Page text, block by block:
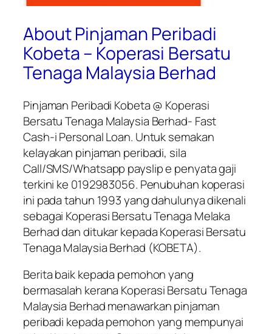
About Pinjaman Peribadi
Kobeta – Koperasi Bersatu
Tenaga Malaysia Berhad
Pinjaman Peribadi Kobeta @ Koperasi
Bersatu Tenaga Malaysia Berhad- Fast
Cash-i Personal Loan. Untuk semakan
kelayakan pinjaman peribadi, sila
Call/SMS/Whatsapp payslip e penyata gaji
terkini ke 0192983056. Penubuhan koperasi
ini pada tahun 1993 yang dahulunya dikenali
sebagai Koperasi Bersatu Tenaga Melaka
Berhad dan ditukar kepada Koperasi Bersatu
Tenaga Malaysia Berhad (KOBETA).
Berita baik kepada pemohon yang
bermasalah kerana Koperasi Bersatu Tenaga
Malaysia Berhadmenawarkan pinjaman
peribadi kepada pemohon yang mempunyai